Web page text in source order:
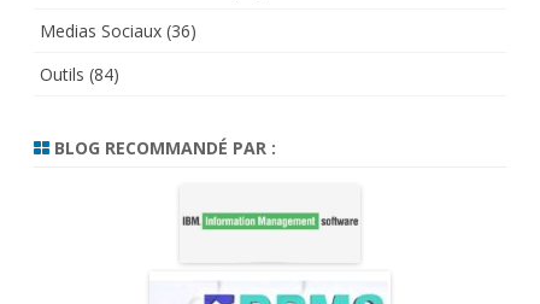
Medias Sociaux (36)
Outils (84)
BLOG RECOMMANDÉ PAR :